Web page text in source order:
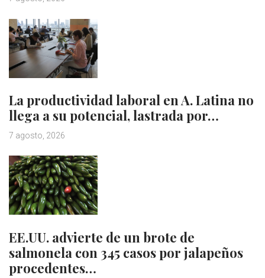
La productividad laboral en A. Latina no
llega a su potencial, lastrada por…
7 agosto, 2026
EE.UU. advierte de un brote de
salmonela con 345 casos por jalapeños
procedentes…